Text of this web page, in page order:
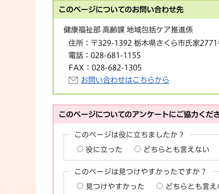
このページについてのお問い合わせ先
健康福祉部 高齢課 地域包括ケア推進係
住所： 〒329-1392 栃木県さくら市氏家2771
電話： 028-681-1155
FAX： 028-682-1305
お問い合わせはこちらから
このページについてのアンケートにご協力くだ
このページは役に立ちましたか？
役に立った どちらとも言えない
このページは見つけやすかったですか？
見つけやすかった どちらとも言え